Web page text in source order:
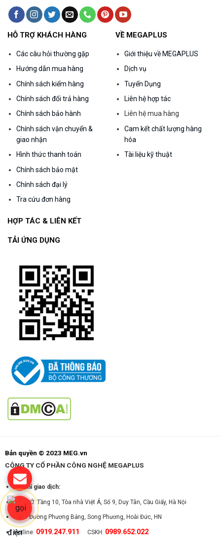
HỖ TRỢ KHÁCH HÀNG
Các câu hỏi thường gặp
Hướng dẫn mua hàng
Chính sách kiểm hàng
Chính sách đổi trả hàng
Chính sách bảo hành
Chính sách vận chuyển &
giao nhận
Hình thức thanh toán
Chính sách bảo mật
Chính sách đại lý
Tra cứu đơn hàng
VỀ MEGAPLUS
Giới thiệu về MEGAPLUS
Dịch vụ
Tuyển Dụng
Liên hệ hợp tác
Liên hệ mua hàng
Cam kết chất lượng hàng
hóa
Tài liệu kỹ thuật
HỢP TÁC & LIÊN KẾT
TẢI ỨNG DỤNG
Bản quyền © 2023 MEG.vn
CÔNG TY CỔ PHẦN CÔNG NGHỆ MEGAPLUS
Địa chỉ giao dịch:
TRỤ SỞ: Tầng 10, Tòa nhà Việt Á, Số 9, Duy Tân, Cầu Giấy, Hà Nội
CS 2: Đường Phương Bảng, Song Phương, Hoài Đức, HN
Hotline: 0919.247.911 CSKH: 0989.652.022